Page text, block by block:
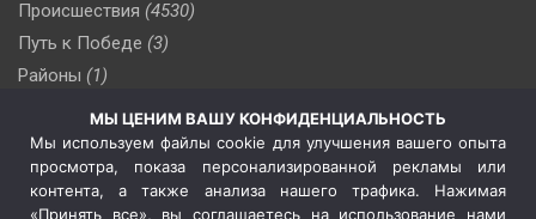
Происшествия (4530)
Путь к Победе (3)
Районы (1)
(509)
Сельское хозяйство (3)
Социальная политика
(3)
Спецоперация в Украине
МЫ ЦЕНИМ ВАШУ КОНФИДЕНЦИАЛЬНОСТЬ
Мы используем файлы cookie для улучшения вашего опыта
просмотра, показа персонализированной рекламы или
контента, а также анализа нашего трафика. Нажимая
«Принять все», вы соглашаетесь на использование нами